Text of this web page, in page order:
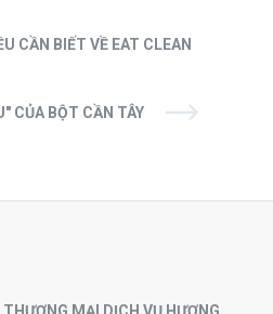
CẦN BIẾT VỀ EAT CLEAN
CỦA BỘT CẦN TÂY